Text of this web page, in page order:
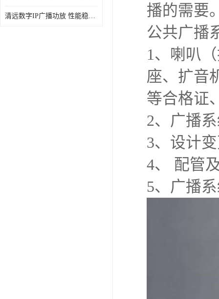
清远数字IP广播功放 性能稳定 传输距离远
播的需要
公共广播
1、喇叭
座、扩音
等合格证
2、广播
3、设计
4、 配管
5、广播